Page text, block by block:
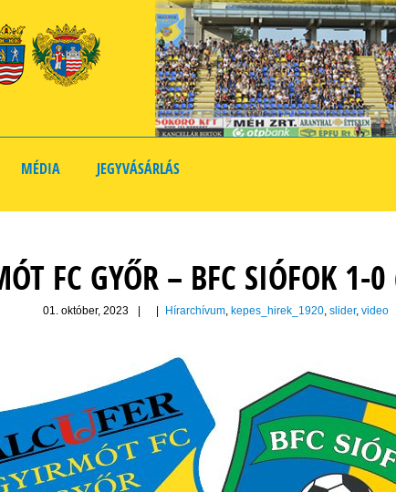
MÉDIA JEGYVÁSÁRLÁS
FC GYŐR – BFC SIÓFOK 1-0
01. október, 2023 Hírarchívum, kepes_hirek_1920, slider, video